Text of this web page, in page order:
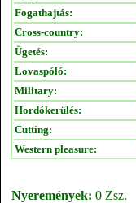
Fogathajtás:
Cross-country:
Ügetés:
Lovaspóló:
Military:
Hordókerülés:
Cutting:
Western pleasure:
Nyeremények: 0 Zsz.